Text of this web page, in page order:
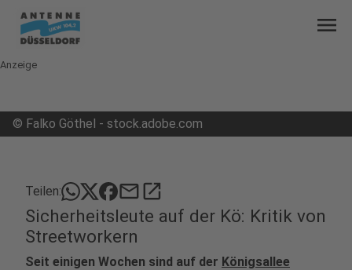
menu
Anzeige
© Falko Göthel - stock.adobe.com
Teilen: mailopen_in_new
Sicherheitsleute auf der Kö: Kritik von
Streetworkern
Seit einigen Wochen sind auf der Königsallee